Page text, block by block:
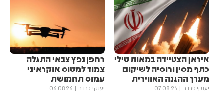
איראן הצטיידה במאות טילי
כתף מסין ורוסיה לשיקום
מערך ההגנה האווירית
יענקי פרבר 07.08.26
רחפן נפץ צבאי התגלה
צמוד למטוס אוקראיני
עמוס תחמושת
יענקי פרבר 06.08.26